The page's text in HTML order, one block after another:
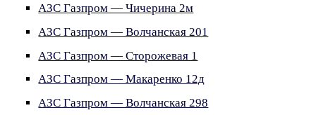
АЗС Газпром — Чичерина 2м
АЗС Газпром — Волчанская 201
АЗС Газпром — Сторожевая 1
АЗС Газпром — Макаренко 12д
АЗС Газпром — Волчанская 298